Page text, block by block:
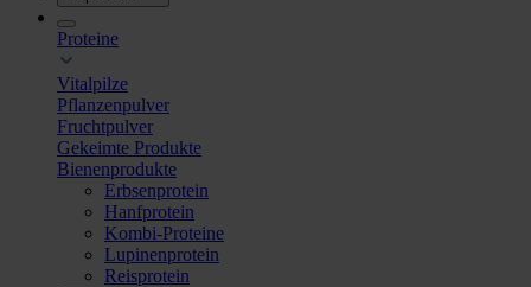
Proteine
Vitalpilze
Pflanzenpulver
Fruchtpulver
Gekeimte Produkte
Bienenprodukte
Erbsenprotein
Hanfprotein
Kombi-Proteine
Lupinenprotein
Reisprotein